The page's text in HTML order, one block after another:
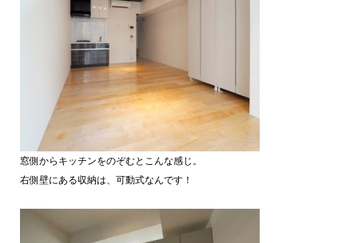
窓側からキッチンをのぞむとこんな感じ。
右側壁にある収納は、可動式なんです！